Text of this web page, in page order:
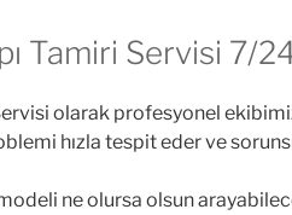
Tamiri Servisi 7/
olarak profesyonel
hızla tespit eder ve
modeli ne olursa olsun